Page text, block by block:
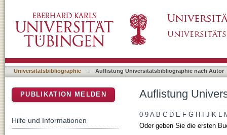
Universitätsbibliographie → Auflistung Universitätsbibliographie nach Autor
Auflistung
0-9 A B C D E F G H J K L
Oder geben Sie die ersten
PUBLIKATION MELDEN
Hilfe und Informationen